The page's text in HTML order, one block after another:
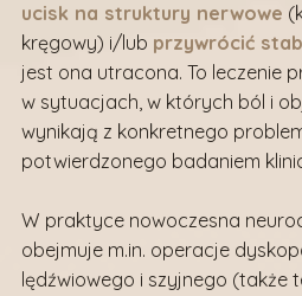
ucisk na struktury nerwowe
kręgowy) i/lub przywrócić
jest ona utracona. To leczenie
w sytuacjach, w których ból i
wynikają z konkretnego
potwierdzonego badaniem
W praktyce nowoczesna
obejmuje m.in. operacje
lędźwiowego i szyjnego (także